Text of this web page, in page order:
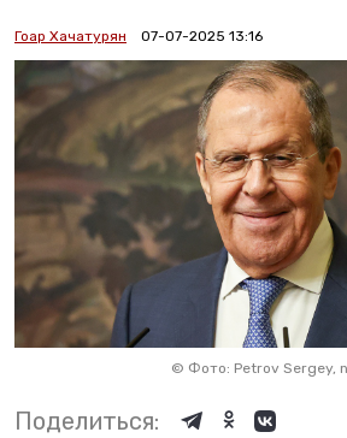
Гоар Хачатурян 07-07-2025 13:16
© Фото: Petrov Sergey,
Поделиться: